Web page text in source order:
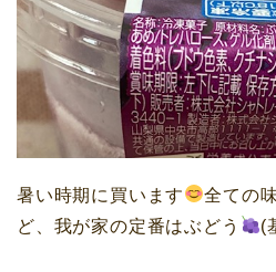
暑い時期に買います
全ての
ど、我が家の定番はぶどう
(